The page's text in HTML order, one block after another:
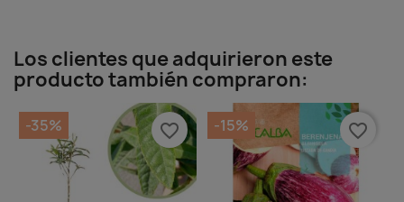
Los clientes que adquirieron este
producto también compraron:
-35% favorite_border -15% favorite_border